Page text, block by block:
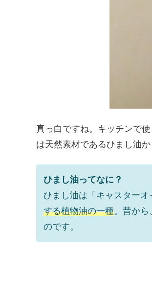
真っ白ですね。キッチンで
は天然素材であるひまし油
ひまし油ってなに？
ひまし油は「キャスターオ
する植物油の一種。昔から
のです。